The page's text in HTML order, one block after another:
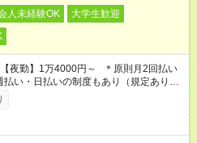
人未経験OK
大学生歓迎
【夜勤】1万4000円～ ＊原則月2回払い
払い・日払いの制度もあり（規定あり）